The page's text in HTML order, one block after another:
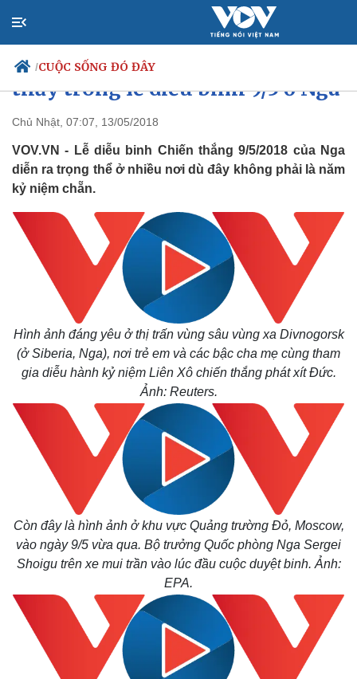
/CUỘC SỐNG ĐÓ ĐÂY
Chính trị
Đảng
Tổ chức nhân sự
Nhận diện sự thật
Xã hội
Tin 24h
Dấu ấn VOV
Việc làm
Biển đảo
Ảnh: Những chi tiết thú vị ít
thấy trong lễ diễu binh 9/5 ở Nga
Chủ Nhật, 07:07, 13/05/2018
VOV.VN - Lễ diễu binh Chiến thắng 9/5/2018 của Nga
diễn ra trọng thể ở nhiều nơi dù đây không phải là năm
kỷ niệm chẵn.
Hình ảnh đáng yêu ở thị trấn vùng sâu vùng xa Divnogorsk
(ở Siberia, Nga), nơi trẻ em và các bậc cha mẹ cùng tham
gia diễu hành kỷ niệm Liên Xô chiến thắng phát xít Đức.
Ảnh: Reuters.
Còn đây là hình ảnh ở khu vực Quảng trường Đỏ, Moscow,
vào ngày 9/5 vừa qua. Bộ trưởng Quốc phòng Nga Sergei
Shoigu trên xe mui trần vào lúc đầu cuộc duyệt binh. Ảnh:
EPA.